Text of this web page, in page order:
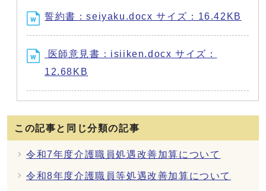
誓約書：seiyaku.docx サイズ：16.42KB
医師意見書：isiiken.docx サイズ：
12.68KB
この記事と同じ分類の記事
令和7年度介護職員処遇改善加算について
令和8年度介護職員等処遇改善加算について